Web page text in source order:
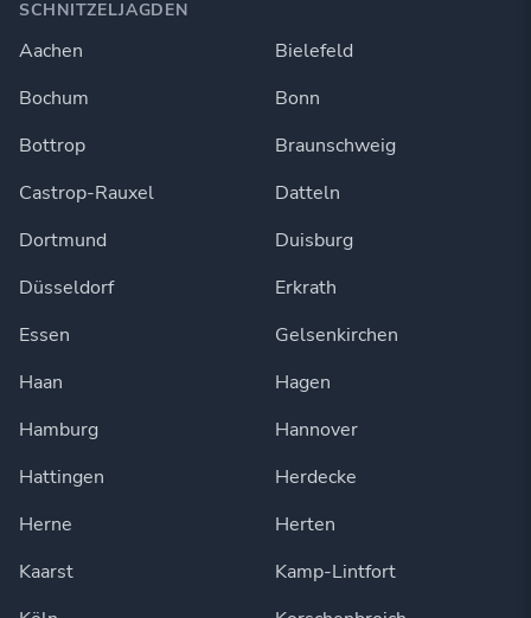
SCHNITZELJAGDEN
Aachen
Bielefeld
Bochum
Bonn
Bottrop
Braunschweig
Castrop-Rauxel
Datteln
Dortmund
Duisburg
Düsseldorf
Erkrath
Essen
Gelsenkirchen
Haan
Hagen
Hamburg
Hannover
Hattingen
Herdecke
Herne
Herten
Kaarst
Kamp-Lintfort